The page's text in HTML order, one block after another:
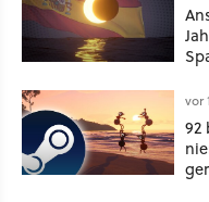
vor
92